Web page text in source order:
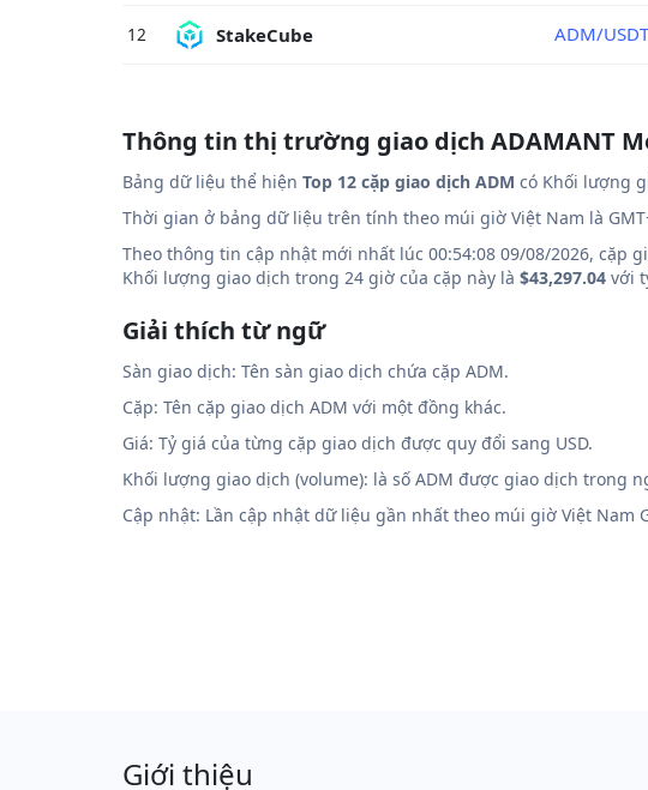
12 StakeCube ADM/USDT
Thông tin thị trường giao dịch ADAMANT
Bảng dữ liệu thể hiện Top 12 cặp giao dịch ADM có Khối lượng
Thời gian ở bảng dữ liệu trên tính theo múi giờ Việt Nam là
Theo thông tin cập nhật mới nhất lúc 00:54:08 09/08/2026, cặp
Khối lượng giao dịch trong 24 giờ của cặp này là $43,297.04 với
Giải thích từ ngữ
Sàn giao dịch: Tên sàn giao dịch chứa cặp ADM.
Cặp: Tên cặp giao dịch ADM với một đồng khác.
Giá: Tỷ giá của từng cặp giao dịch được quy đổi sang USD.
Khối lượng giao dịch (volume): là số ADM được giao dịch trong
Cập nhật: Lần cập nhật dữ liệu gần nhất theo múi giờ Việt Nam
Giới thiệu